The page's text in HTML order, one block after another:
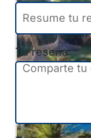
Tu reseña